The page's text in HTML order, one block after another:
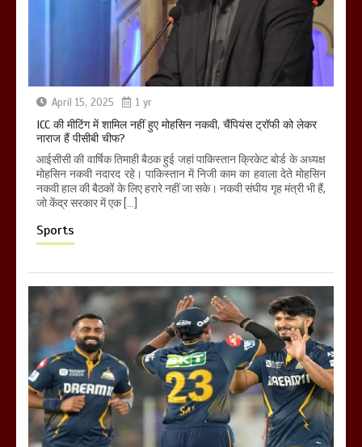
April 15, 2025 1 yr
ICC की मीटिंग में शामिल नहीं हुए मोहसिन नकवी, चैंपियंस ट्रॉफी को लेकर
नाराज हैं पीसीबी चीफ?
आईसीसी की वार्षिक तिमाही बैठक हुई जहां पाकिस्तान क्रिकेट बोर्ड के अध्यक्ष
मोहसिन नकवी नदारद रहे। पाकिस्तान में निजी काम का हवाला देते मोहसिन
नकवी हाल की बैठकों के लिए हरारे नहीं जा सके। नकवी संघीय गृह मंत्री भी हैं,
जो केंद्र सरकार में एक […]
Sports